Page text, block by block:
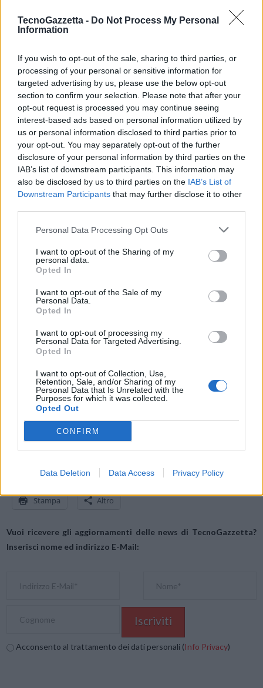
TecnoGazzetta - Do Not Process My Personal
Information
If you wish to opt-out of the sale, sharing to third parties, or
processing of your personal or sensitive information for
targeted advertising by us, please use the below opt-out
section to confirm your selection. Please note that after your
opt-out request is processed you may continue seeing
interest-based ads based on personal information utilized by
us or personal information disclosed to third parties prior to
your opt-out. You may separately opt-out of the further
disclosure of your personal information by third parties on the
IAB’s list of downstream participants. This information may
also be disclosed by us to third parties on the IAB’s List of
Downstream Participants that may further disclose it to other
Personal Data Processing Opt Outs
I want to opt-out of the Sharing of my
personal data.
Opted In
I want to opt-out of the Sale of my
Personal Data.
Opted In
I want to opt-out of processing my
Personal Data for Targeted Advertising.
Opted In
I want to opt-out of Collection, Use,
Retention, Sale, and/or Sharing of my
Personal Data that Is Unrelated with the
Purposes for which it was collected.
Opted Out
CONFIRM
Data Deletion Data Access Privacy Policy
Customer Care fornisce a Privati, Business e Operatori di
telecomunicazioni tutti gli strumenti per gestire il proprio sistema di
Una recente analisi di mercato delsegmento Direct Carrier Billing,
riportata da Juniper Researchrileva come il mercato mondiale del
Direct Carrier Billing, passerà da 37 miliardi di dollari nel 2020 a
100 miliardi di dollari entro il 2025, grazie ai servizi digitali
acquistati su credito telefonico. Lo studio prevede inoltre un tasso di
crescita del 172% e vede i contenuti digitali all’87% della spesa per il
carrier billing con un CARG del 14,7% dal 2019 al 2026. L’aumento
della domanda dei contenuti e servizi digitali, come quelli dei
provider OTT, prevede un significativo uso delle piattaforme carrier
billing.
fatto una “killer application” per gli operatori di telecomunicazioni,
con particolare riferimento al mobile, sarà fondamentale per la
sostenibilità del business. La crescita del settore per i prossimi
cinque anni sarà del 172%.
Oltre abilitare la vendita dei servizi la piattaforma VialPay punta a
consolidare i sistemi di e-payment dove semplicità, velocità, user
Condividi questo articolo:
E-mail LinkedIn Facebook X
Mastodon Telegram WhatsApp
Stampa Altro
Vuoi ricevere gli aggiornamenti delle news di TecnoGazzetta?
Inserisci nome ed indirizzo E-Mail:
Acconsento al trattamento dei dati personali (Info Privacy)